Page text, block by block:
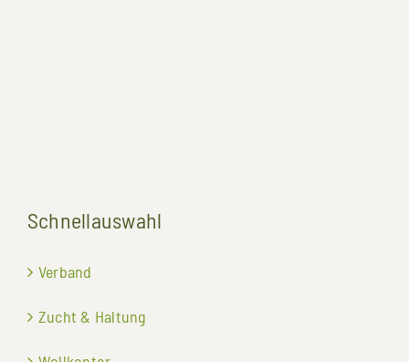
Schnellauswahl
Verband
Zucht & Haltung